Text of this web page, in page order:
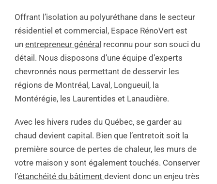
Offrant l’isolation au polyuréthane dans le secteur
résidentiel et commercial, Espace RénoVert est
un entrepreneur général reconnu pour son souci du
détail. Nous disposons d’une équipe d’experts
chevronnés nous permettant de desservir les
régions de Montréal, Laval, Longueuil, la
Montérégie, les Laurentides et Lanaudière.
Avec les hivers rudes du Québec, se garder au
chaud devient capital. Bien que l’entretoit soit la
première source de pertes de chaleur, les murs de
votre maison y sont également touchés. Conserver
l’étanchéité du bâtiment devient donc un enjeu très